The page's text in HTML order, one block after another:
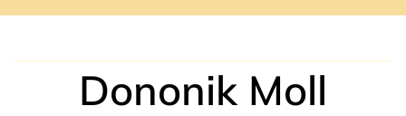
Dononik Moll